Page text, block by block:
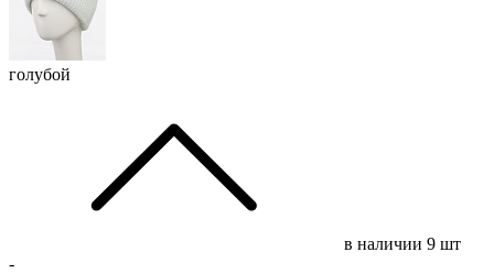
голубой
в наличии 9 шт
-